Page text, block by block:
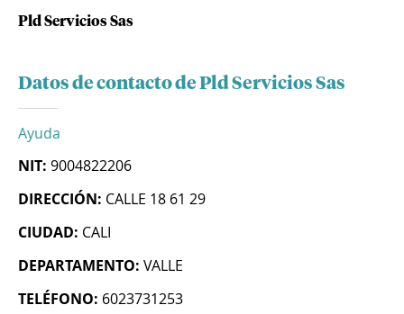
Pld Servicios Sas
Datos de contacto de Pld Servicios Sas
Ayuda
NIT: 9004822206
DIRECCIÓN: CALLE 18 61 29
CIUDAD: CALI
DEPARTAMENTO: VALLE
TELÉFONO: 6023731253